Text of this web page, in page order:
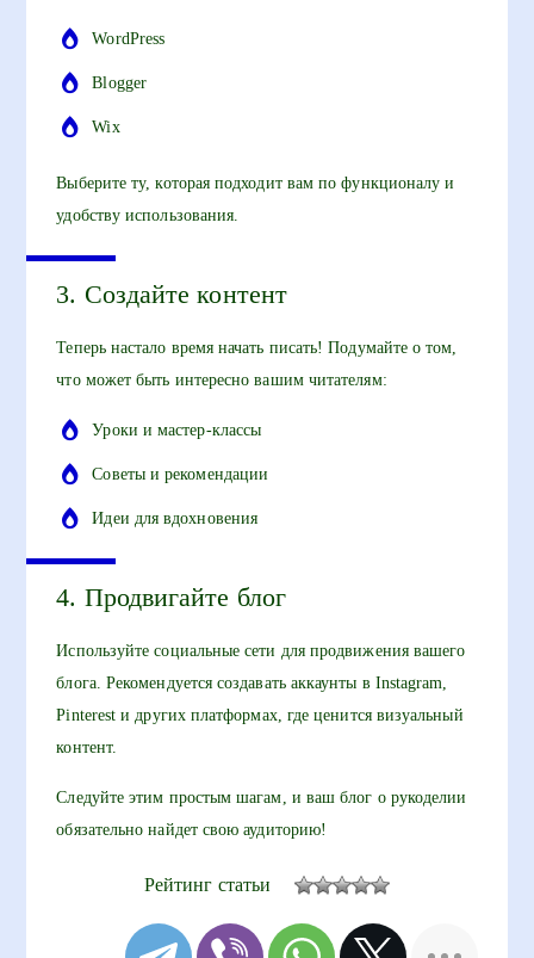
WordPress
Blogger
Wix
Выберите ту, которая подходит вам по функционалу и
удобству использования.
3. Создайте контент
Теперь настало время начать писать! Подумайте о том,
что может быть интересно вашим читателям:
Уроки и мастер-классы
Советы и рекомендации
Идеи для вдохновения
4. Продвигайте блог
Используйте социальные сети для продвижения вашего
блога. Рекомендуется создавать аккаунты в Instagram,
Pinterest и других платформах, где ценится визуальный
контент.
Следуйте этим простым шагам, и ваш блог о рукоделии
обязательно найдет свою аудиторию!
Рейтинг статьи